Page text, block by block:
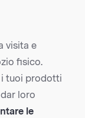
visita e
fisico.
i tuoi prodotti
loro
le